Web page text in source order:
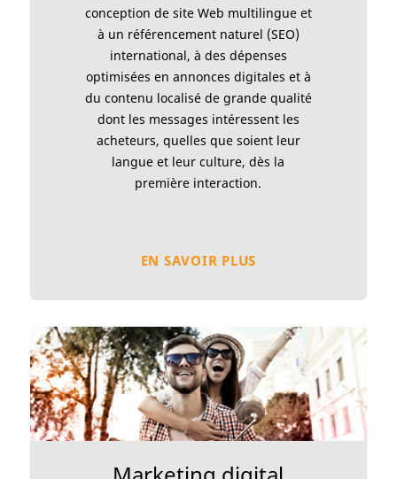
conception de site Web multilingue et
à un référencement naturel (SEO)
international, à des dépenses
optimisées en annonces digitales et à
du contenu localisé de grande qualité
dont les messages intéressent les
acheteurs, quelles que soient leur
langue et leur culture, dès la
première interaction.
EN SAVOIR PLUS